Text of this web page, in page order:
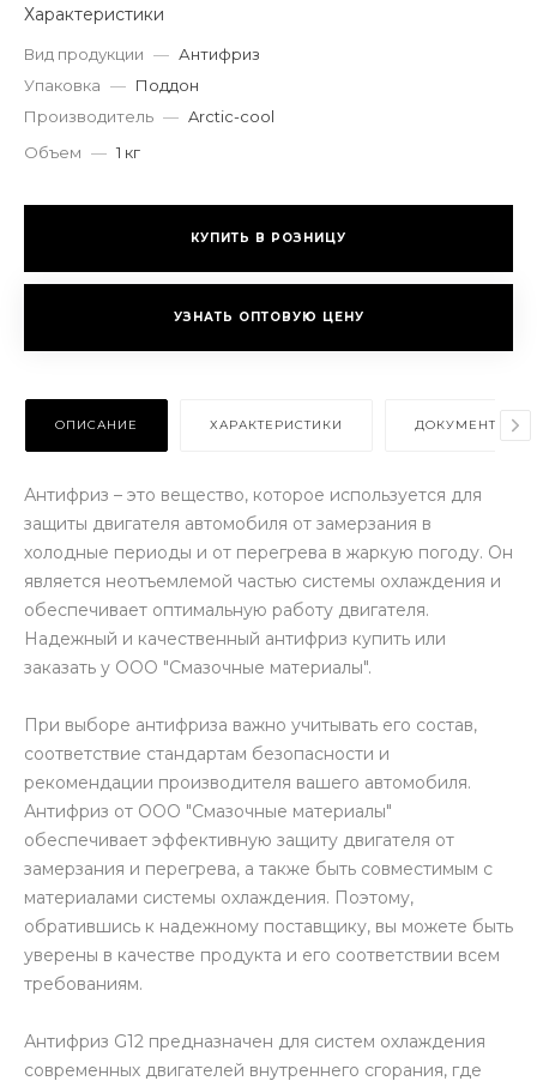
Характеристики
Вид продукции — Антифриз
Упаковка — Поддон
Производитель — Arctic-cool
Объем — 1 кг
КУПИТЬ В РОЗНИЦУ
УЗНАТЬ ОПТОВУЮ ЦЕНУ
ОПИСАНИЕ ХАРАКТЕРИСТИКИ ДОКУМЕНТЫ
Антифриз – это вещество, которое используется для
защиты двигателя автомобиля от замерзания в
холодные периоды и от перегрева в жаркую погоду. Он
является неотъемлемой частью системы охлаждения и
обеспечивает оптимальную работу двигателя.
Надежный и качественный антифриз купить или
заказать у ООО "Смазочные материалы".
При выборе антифриза важно учитывать его состав,
соответствие стандартам безопасности и
рекомендации производителя вашего автомобиля.
Антифриз от ООО "Смазочные материалы"
обеспечивает эффективную защиту двигателя от
замерзания и перегрева, а также быть совместимым с
материалами системы охлаждения. Поэтому,
обратившись к надежному поставщику, вы можете быть
уверены в качестве продукта и его соответствии всем
требованиям.
Антифриз G12 предназначен для систем охлаждения
современных двигателей внутреннего сгорания, где